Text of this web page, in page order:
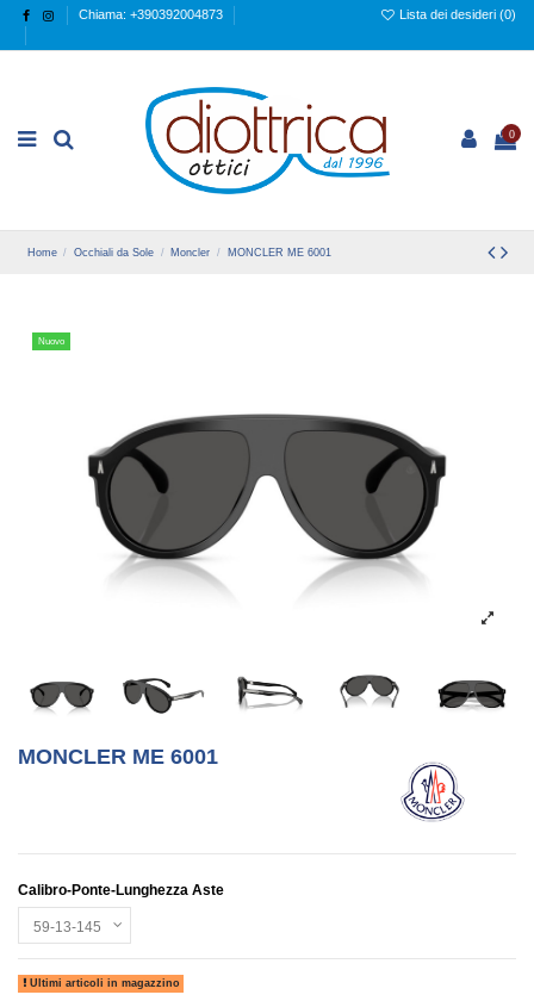
Chiama: +390392004873 Lista dei desideri (0)
0
Home Occhiali da Sole Moncler MONCLER ME 6001
Nuovo
MONCLER ME 6001
Calibro-Ponte-Lunghezza Aste
Ultimi articoli in magazzino